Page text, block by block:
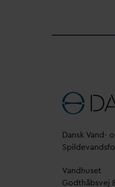
Dansk Vand-
Spildev
Vandhuset
Godthåbsvej